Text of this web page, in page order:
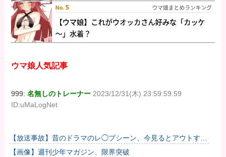
ウマ娘人気記事
999:名無しのトレーナー 2023/12/31(木) 23:59:59.59
ID:uMaLogNet
【放送事故】昔のドラマのレ◯プシーン、今見るとアウトすぎ
る・・・
【画像】週刊少年マガジン、限界突破